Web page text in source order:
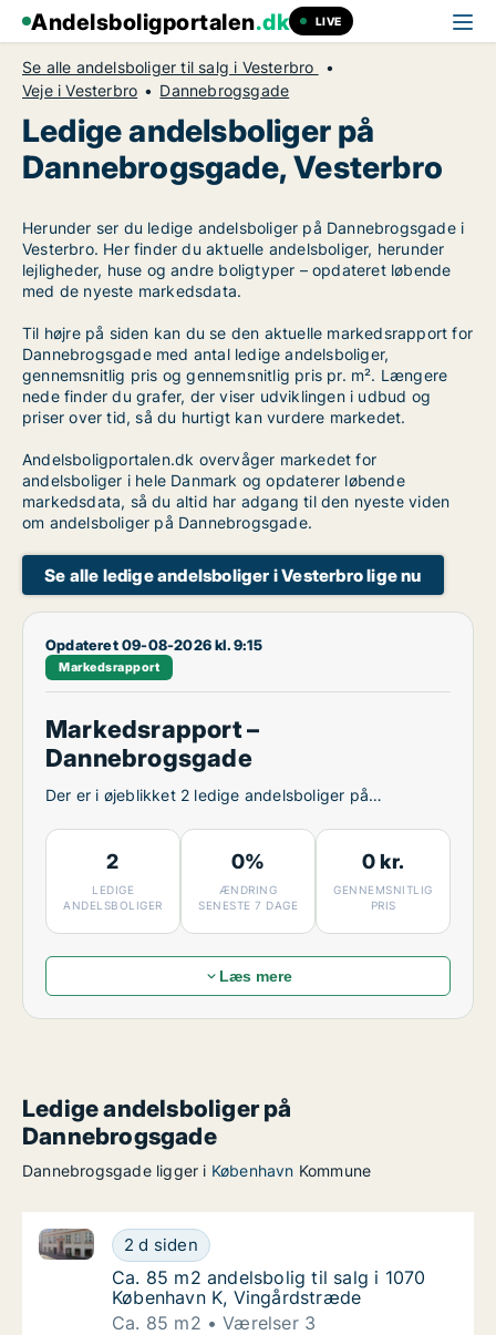
Andelsboligportalen.dk LIVE
Se alle andelsboliger til salg i Vesterbro
Veje i Vesterbro
Dannebrogsgade
Ledige andelsboliger på
Dannebrogsgade, Vesterbro
Herunder ser du ledige andelsboliger på Dannebrogsgade i
Vesterbro. Her finder du aktuelle andelsboliger, herunder
lejligheder, huse og andre boligtyper – opdateret løbende
med de nyeste markedsdata.
Til højre på siden kan du se den aktuelle markedsrapport for
Dannebrogsgade med antal ledige andelsboliger,
gennemsnitlig pris og gennemsnitlig pris pr. m². Længere
nede finder du grafer, der viser udviklingen i udbud og
priser over tid, så du hurtigt kan vurdere markedet.
Andelsboligportalen.dk overvåger markedet for
andelsboliger i hele Danmark og opdaterer løbende
markedsdata, så du altid har adgang til den nyeste viden
om andelsboliger på Dannebrogsgade.
Se alle ledige andelsboliger i Vesterbro lige nu
Opdateret 09-08-2026 kl. 9:15
Markedsrapport
Markedsrapport –
Dannebrogsgade
Der er i øjeblikket 2 ledige andelsboliger på
2
LEDIGE
ANDELSBOLIGER
0%
ÆNDRING
SENESTE 7 DAGE
0 kr.
GENNEMSNITLIG
PRIS
Læs mere
Ledige andelsboliger på
Dannebrogsgade
Dannebrogsgade ligger i København Kommune
Ca. 85 m2 andelsbolig til salg i 1070
2 d siden
Ca. 85 m2 andelsbolig til salg i 1070 København K,
Ca. 85 m2 andelsbolig til salg i 1070
Ca. 85 m2 andelsbolig til salg i 1070
København K, Vingårdstræde
Ca. 85 m2
Værelser 3